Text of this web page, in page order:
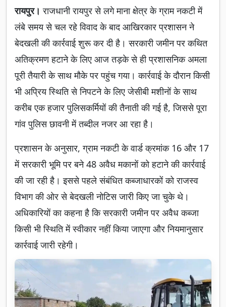
रायपुर। राजधानी रायपुर से लगे माना क्षेत्र के ग्राम नकटी में
लंबे समय से चल रहे विवाद के बाद आखिरकार प्रशासन ने
बेदखली की कार्रवाई शुरू कर दी है। सरकारी जमीन पर कथित
अतिक्रमण हटाने के लिए आज तड़के से ही प्रशासनिक अमला
पूरी तैयारी के साथ मौके पर पहुंच गया। कार्रवाई के दौरान किसी
भी अप्रिय स्थिति से निपटने के लिए जेसीबी मशीनों के साथ
करीब एक हजार पुलिसकर्मियों की तैनाती की गई है, जिससे पूरा
गांव पुलिस छावनी में तब्दील नजर आ रहा है।
प्रशासन के अनुसार, ग्राम नकटी के वार्ड क्रमांक 16 और 17
में सरकारी भूमि पर बने 48 अवैध मकानों को हटाने की कार्रवाई
की जा रही है। इससे पहले संबंधित कब्जाधारकों को राजस्व
विभाग की ओर से बेदखली नोटिस जारी किए जा चुके थे।
अधिकारियों का कहना है कि सरकारी जमीन पर अवैध कब्जा
किसी भी स्थिति में स्वीकार नहीं किया जाएगा और नियमानुसार
कार्रवाई जारी रहेगी।